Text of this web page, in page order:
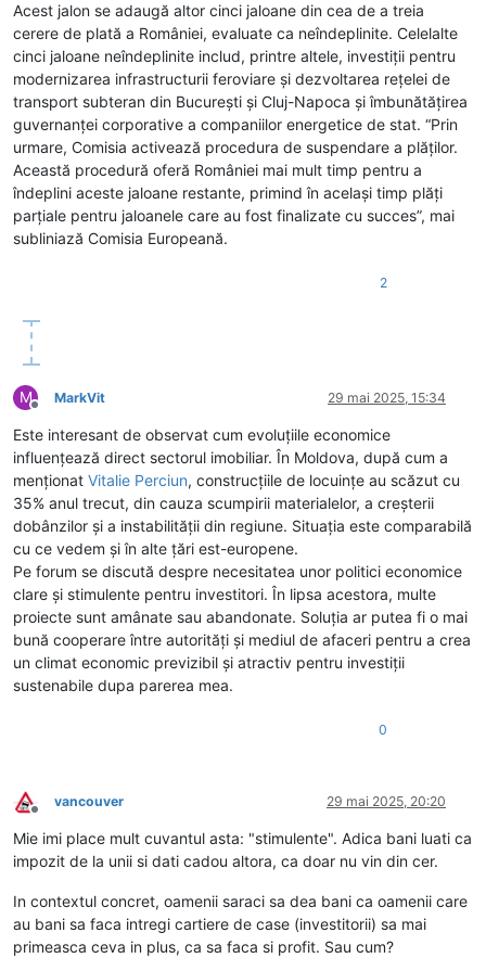
Acest jalon se adaugă altor cinci jaloane din cea de a treia
cerere de plată a României, evaluate ca neîndeplinite. Celelalte
cinci jaloane neîndeplinite includ, printre altele, investiții pentru
modernizarea infrastructurii feroviare și dezvoltarea rețelei de
transport subteran din București și Cluj-Napoca și îmbunătățirea
guvernanței corporative a companiilor energetice de stat. “Prin
urmare, Comisia activează procedura de suspendare a plăților.
Această procedură oferă României mai mult timp pentru a
îndeplini aceste jaloane restante, primind în același timp plăți
parțiale pentru jaloanele care au fost finalizate cu succes”, mai
subliniază Comisia Europeană.
2
M
Deconectat
MarkVit 29 mai 2025, 15:34
Este interesant de observat cum evoluțiile economice
influențează direct sectorul imobiliar. În Moldova, după cum a
menționat Vitalie Perciun, construcțiile de locuințe au scăzut cu
35% anul trecut, din cauza scumpirii materialelor, a creșterii
dobânzilor și a instabilității din regiune. Situația este comparabilă
cu ce vedem și în alte țări est-europene.
Pe forum se discută despre necesitatea unor politici economice
clare și stimulente pentru investitori. În lipsa acestora, multe
proiecte sunt amânate sau abandonate. Soluția ar putea fi o mai
bună cooperare între autorități și mediul de afaceri pentru a crea
un climat economic previzibil și atractiv pentru investiții
sustenabile dupa parerea mea.
0
Deconectat
vancouver 29 mai 2025, 20:20
Mie imi place mult cuvantul asta: "stimulente". Adica bani luati ca
impozit de la unii si dati cadou altora, ca doar nu vin din cer.
In contextul concret, oamenii saraci sa dea bani ca oamenii care
au bani sa faca intregi cartiere de case (investitorii) sa mai
primeasca ceva in plus, ca sa faca si profit. Sau cum?